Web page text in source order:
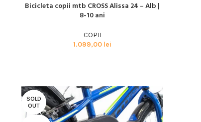
CITEȘTE MAI MULT
Bicicleta copii mtb CROSS Alissa 24 – Alb |
8-10 ani
COPII
1.099,00 lei
SOLD
OUT